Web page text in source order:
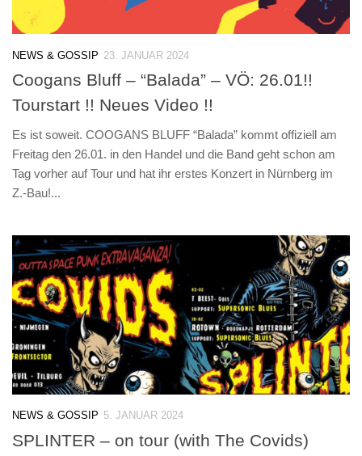
NEWS & GOSSIP 23. JANUAR 2024
Coogans Bluff – “Balada” – VÖ: 26.01!!
Tourstart !! Neues Video !!
Es ist soweit. COOGANS BLUFF “Balada” kommt offiziell am
Freitag den 26.01. in den Handel und die Band geht schon am
Tag vorher auf Tour und hat ihr erstes Konzert in Nürnberg im
Z.-Bau!...
NEWS & GOSSIP 5. JANUAR 2024
SPLINTER – on tour (with The Covids)